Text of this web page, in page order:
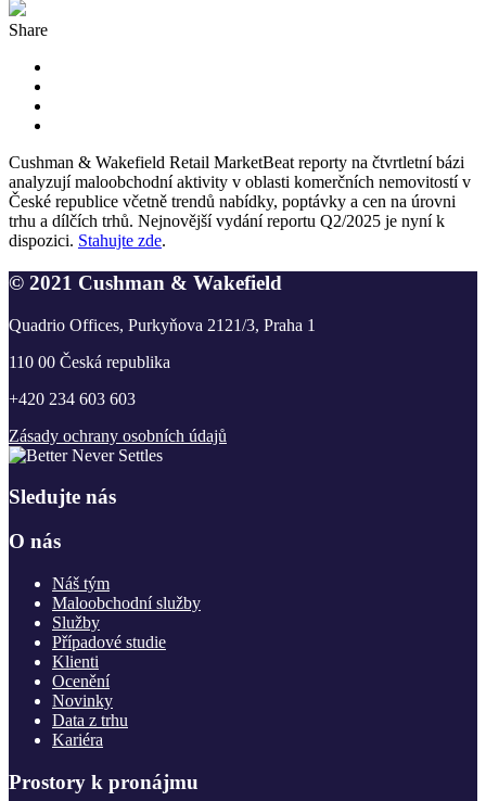
Share
Cushman & Wakefield Retail MarketBeat reporty na čtvrtletní bázi
analyzují maloobchodní aktivity v oblasti komerčních nemovitostí v
České republice včetně trendů nabídky, poptávky a cen na úrovni
trhu a dílčích trhů. Nejnovější vydání reportu Q2/2025 je nyní k
dispozici. Stahujte zde.
© 2021 Cushman & Wakefield
Quadrio Offices, Purkyňova 2121/3, Praha 1
110 00 Česká republika
+420 234 603 603
Zásady ochrany osobních údajů
Sledujte nás
O nás
Náš tým
Maloobchodní služby
Služby
Případové studie
Klienti
Ocenění
Novinky
Data z trhu
Kariéra
Prostory k pronájmu